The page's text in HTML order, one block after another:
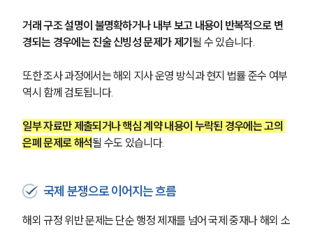
거래 구조 설명이 불명확하거나 내부 보고 내용이 반복적으로 변
경되는 경우에는 진술 신빙성 문제가 제기될 수 있습니다.
또한 조사 과정에서는 해외 지사 운영 방식과 현지 법률 준수 여부
역시 함께 검토됩니다.
일부 자료만 제출되거나 핵심 계약 내용이 누락된 경우에는 고의
은폐 문제로 해석될 수도 있습니다.
국제 분쟁으로 이어지는 흐름
해외 규정 위반 문제는 단순 행정 제재를 넘어 국제 중재나 해외 소